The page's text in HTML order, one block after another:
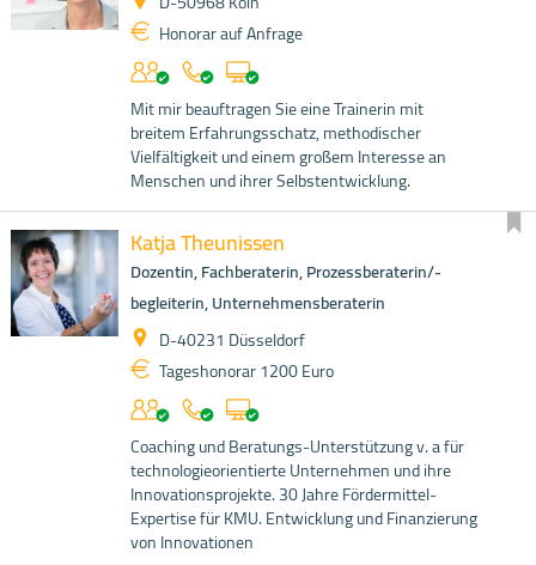
Honorar auf Anfrage
Mit mir beauftragen Sie eine Trainerin mit
breitem Erfahrungsschatz, methodischer
Vielfältigkeit und einem großem Interesse an
Menschen und ihrer Selbstentwicklung.
Katja Theunissen
Dozentin, Fachberaterin, Prozessberaterin/-
begleiterin, Unternehmensberaterin
D-40231 Düsseldorf
Tageshonorar 1200 Euro
Coaching und Beratungs-Unterstützung v. a für
technologieorientierte Unternehmen und ihre
Innovationsprojekte. 30 Jahre Fördermittel-
Expertise für KMU. Entwicklung und Finanzierung
von Innovationen